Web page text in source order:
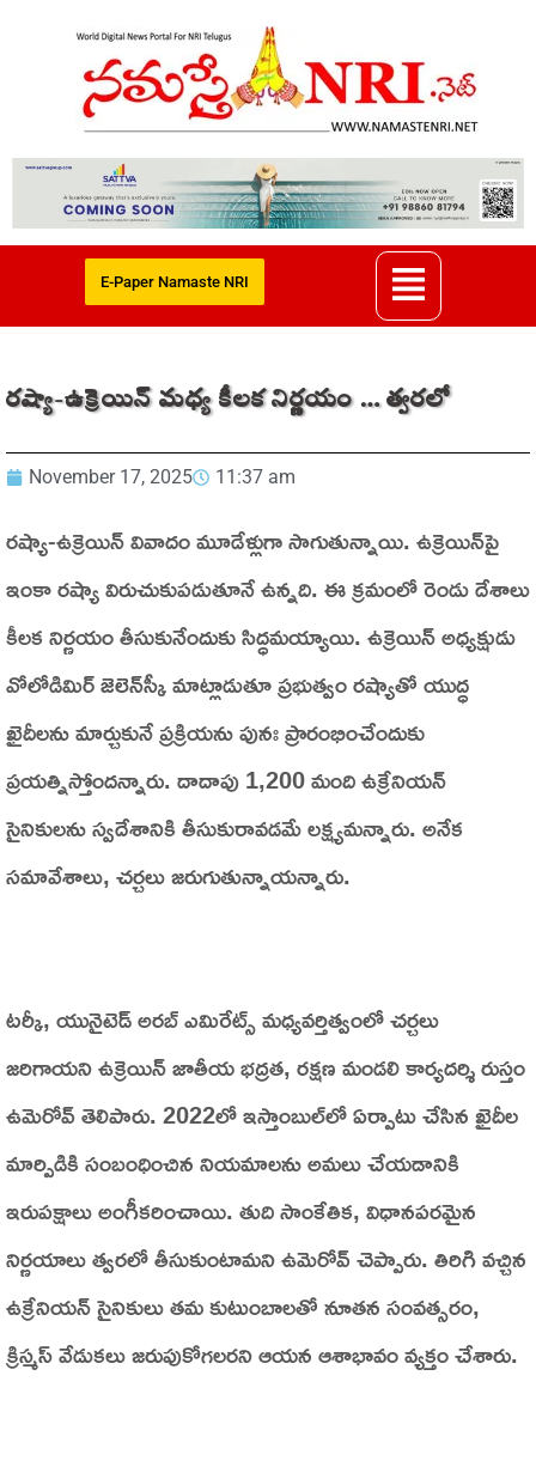
E-Paper Namaste NRI
రష్యా-ఉక్రెయిన్ మధ్య కీలక నిర్ణయం … త్వరలో
November 17, 2025 11:37 am
రష్యా-ఉక్రెయిన్ వివాదం మూడేళ్లుగా సాగుతున్నాయి. ఉక్రెయిన్‌పై
ఇంకా రష్యా విరుచుకుపడుతూనే ఉన్నది. ఈ క్రమంలో రెండు దేశాలు
కీలక నిర్ణయం తీసుకునేందుకు సిద్ధమయ్యాయి. ఉక్రెయిన్ అధ్యక్షుడు
వోలోడిమిర్ జెలెన్‌స్కీ మాట్లాడుతూ ప్రభుత్వం రష్యాతో యుద్ధ
ఖైదీలను మార్చుకునే ప్రక్రియను పునః ప్రారంభించేందుకు
ప్రయత్నిస్తోందన్నారు. దాదాపు 1,200 మంది ఉక్రేనియన్
సైనికులను స్వదేశానికి తీసుకురావడమే లక్ష్యమన్నారు. అనేక
సమావేశాలు, చర్చలు జరుగుతున్నాయన్నారు.
టర్కీ, యునైటెడ్ అరబ్ ఎమిరేట్స్ మధ్యవర్తిత్వంలో చర్చలు
జరిగాయని ఉక్రెయిన్ జాతీయ భద్రత, రక్షణ మండలి కార్యదర్శి రుస్తం
ఉమెరోవ్ తెలిపారు. 2022లో ఇస్తాంబుల్‌లో ఏర్పాటు చేసిన ఖైదీల
మార్పిడికి సంబంధించిన నియమాలను అమలు చేయడానికి
ఇరుపక్షాలు అంగీకరించాయి. తుది సాంకేతిక, విధానపరమైన
నిర్ణయాలు త్వరలో తీసుకుంటామని ఉమెరోవ్ చెప్పారు. తిరిగి వచ్చిన
ఉక్రేనియన్ సైనికులు తమ కుటుంబాలతో నూతన సంవత్సరం,
క్రిస్మస్ వేడుకలు జరుపుకోగలరని ఆయన ఆశాభావం వ్యక్తం చేశారు.